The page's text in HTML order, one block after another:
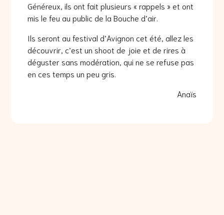
Généreux, ils ont fait plusieurs « rappels » et ont
mis le feu au public de la Bouche d’air.
Ils seront au festival d’Avignon cet été, allez les
découvrir, c’est un shoot de joie et de rires à
déguster sans modération, qui ne se refuse pas
en ces temps un peu gris.
Anaïs